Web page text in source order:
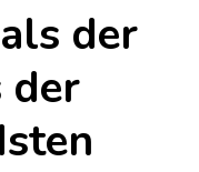
der
der